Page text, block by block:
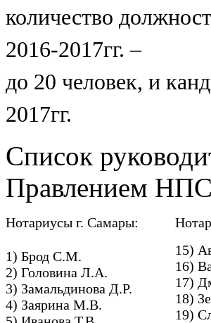
количество
2016-2017гг. –
до 20 человек, и
2017гг.
Список
Правлением
Нотариусы г. Самары:
1) Брод С.М.
2) Головина Л.А.
3) Замальдинова Д.Р.
4) Заярина М.В.
15)
16)
17)
18)
19)